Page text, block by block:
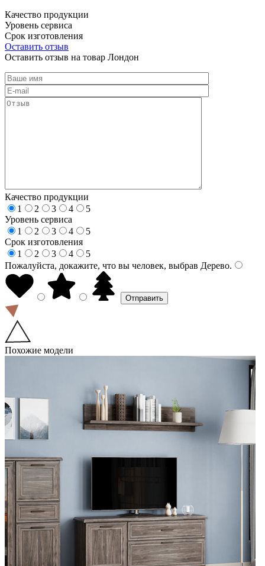
Качество продукции
Уровень сервиса
Срок изготовления
Оставить отзыв
Оставить отзыв на товар Лондон
Качество продукции
1
2 3 4
5
Уровень сервиса
1
2 3 4
5
Срок изготовления
1
2 3 4
5
Пожалуйста, докажите, что вы человек, выбрав Дерево.
Похожие модели